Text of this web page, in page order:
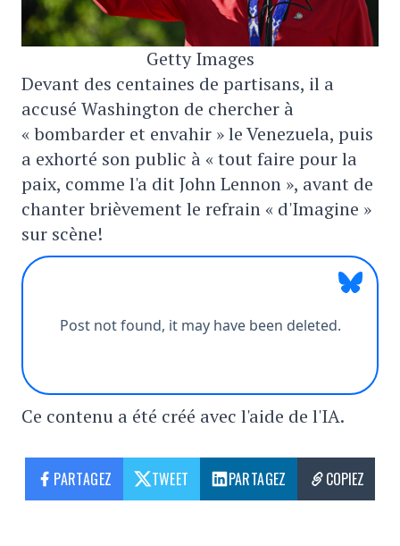
Getty Images
Devant des centaines de partisans, il a
accusé Washington de chercher à
« bombarder et envahir » le Venezuela, puis
a exhorté son public à « tout faire pour la
paix, comme l'a dit John Lennon », avant de
chanter brièvement le refrain « d'Imagine »
sur scène!
Ce contenu a été créé avec l'aide de l'IA.
PARTAGEZ TWEET PARTAGEZ COPIEZ